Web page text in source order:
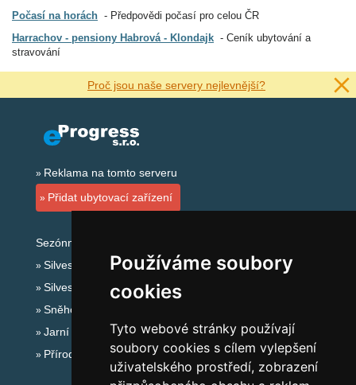
Používáme soubory
cookies
Tyto webové stránky používají
soubory cookies s cílem vylepšení
uživatelského prostředí, zobrazení
Počasí na horách
Předpovědi počasí pro celou ČR
Harrachov - pensiony Habrová - Klondajk
Ceník ubytování a
stravování
Proč jsou naše servery nejlevnější?
Reklama na tomto serveru
Přidat ubytovací zařízení
Sezónní odkazy:
Silvester Krkonoše
Silvestr na horách 2025/26
Sněhové zpravodajství
Jarní prázdniny 2027
Přírodní koupaliště